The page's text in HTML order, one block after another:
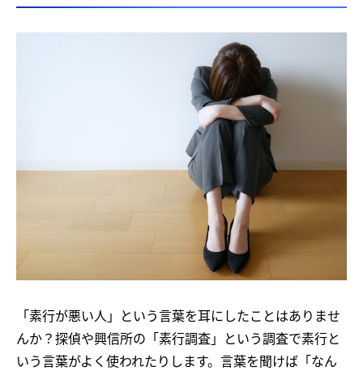
「素行が悪い人」という言葉を耳にしたことはありませ
んか？探偵や興信所の「素行調査」という調査で素行と
いう言葉がよく使われたりします。言葉を聞けば「なん